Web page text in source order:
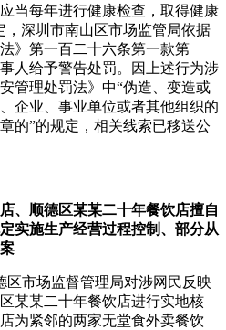
当每年进行健康检查，取得健康
，深圳市南山区市场监管局依据
》第一百二十六条第一款第
人给予警告处罚。因上述行为涉
管理处罚法》中“伪造、变造或
企业、事业单位或者其他组织的
的”的规定，相关线索已移送公
、顺德区某某二十年餐饮店擅自
实施生产经营过程控制、部分从
区市场监督管理局对涉网民反映
某某二十年餐饮店进行实地核
为紧邻的两家无堂食外卖餐饮